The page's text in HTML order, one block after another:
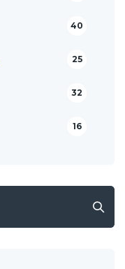
40
25
32
16